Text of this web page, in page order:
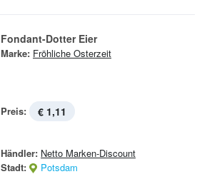
Fondant-Dotter Eier
Marke: Fröhliche Osterzeit
Preis: € 1,11
Händler: Netto Marken-Discount
Stadt:
Potsdam